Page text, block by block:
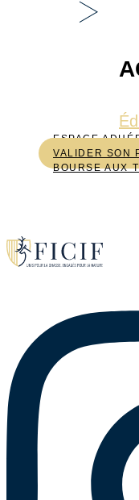
ESPACE
VALIDER SON
BOURSE AUX